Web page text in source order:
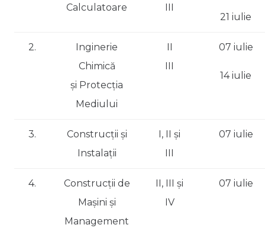
Calculatoare
21 iulie
2.
Inginerie
Chimică
și Protecția
Mediului
07 iulie
14 iulie
3.
Construcții și
Instalații
I, II și
07 iulie
4.
Construcții de
Mașini și
Management
II, III și
IV
07 iulie